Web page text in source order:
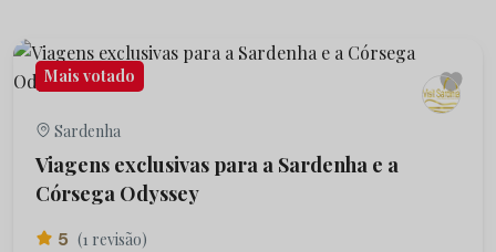
Mais votado
Sardenha
Viagens exclusivas para a Sardenha e a
Córsega Odyssey
5 (1 revisão)